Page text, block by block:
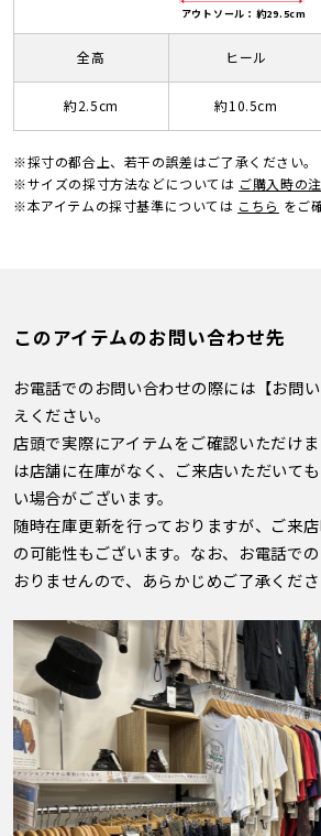
アウトソール：約29.5cm
全高
約2.5cm
ヒール
約10.5cm
※採寸の都合上、若干の誤差はご了承ください。
※サイズの採寸方法などについては ご購入時の
※本アイテムの採寸基準については こちら をご
このアイテムのお問い合わせ先
お電話でのお問い合わせの際には【お問
えください。
店頭で実際にアイテムをご確認いただけ
は店舗に在庫がなく、ご来店いただいて
い場合がございます。
随時在庫更新を行っておりますが、ご来
の可能性もございます。なお、お電話で
おりませんので、あらかじめご了承くださ